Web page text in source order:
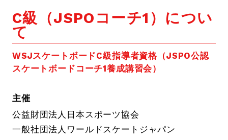
C級（JSPOコーチ1）につい
て
WSJスケートボードC級指導者資格（JSPO公認
スケートボードコーチ1養成講習会）
主催
公益財団法人日本スポーツ協会
一般社団法人ワールドスケートジャパン